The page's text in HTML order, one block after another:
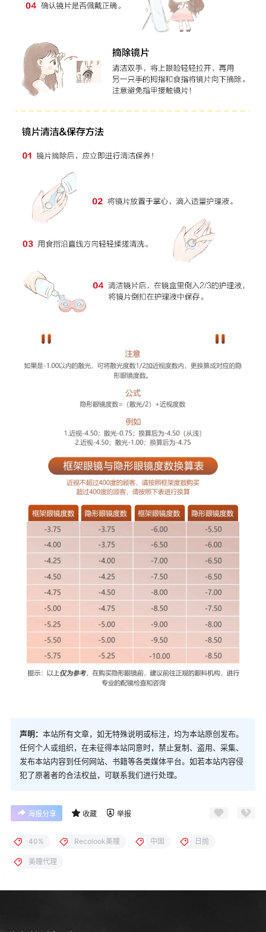
声明： 本站所有文章，如无特殊说明或标注，均为本站原创发布。
任何个人或组织，在未征得本站同意时，禁止复制、盗用、采集、
发布本站内容到任何网站、书籍等各类媒体平台。如若本站内容侵
犯了原著者的合法权益，可联系我们进行处理。
海报分享 收藏 举报
40% Recolook美瞳 中国 日抛
美瞳代理